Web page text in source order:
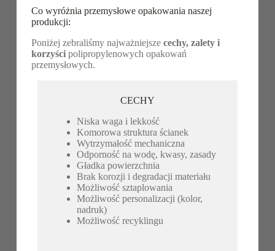
Co wyróżnia przemysłowe opakowania naszej
produkcji:
Poniżej zebraliśmy najważniejsze cechy, zalety i
korzyścipolipropylenowych opakowań
przemysłowych.
CECHY
Niska waga i lekkość
Komorowa struktura ścianek
Wytrzymałość mechaniczna
Odporność na wodę, kwasy, zasady
Gładka powierzchnia
Brak korozji i degradacji materiału
Możliwość sztaplowania
Możliwość personalizacji (kolor,
nadruk)
Możliwość recyklingu